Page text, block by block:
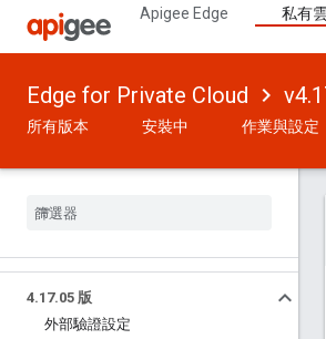
Apigee Edge 私有
Edge for Private Cloud
所有版本 安裝中 作業與設定
4.17.05 版
外部驗證設定